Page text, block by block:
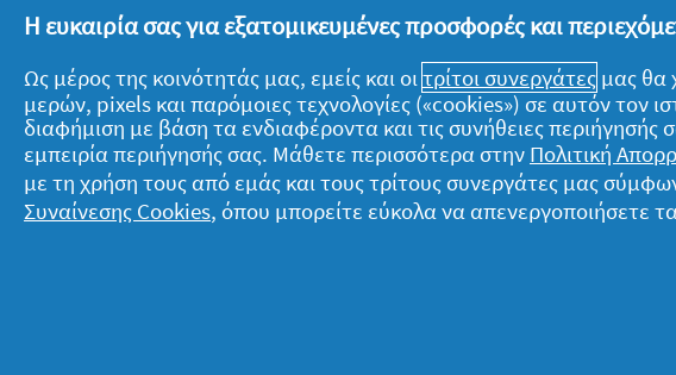
κάνεις είτε έναν μικρό κότσο, με παράλληλα βήματα
Ό,τι κι αν επιλέξεις, είναι βέβαιο πως θα κερδίσεις
θαυμασμού για την εντυπωσιακή σου εμφάνιση!
Η ευκαιρία σας για εξατομικευμένες προσφορές και
Ως μέρος της κοινότητάς μας, εμείς και οιτρίτοι συνεργάτες μας θα
μερών, pixels και παρόμοιες τεχνολογίες («cookies») σε αυτόν τον
διαφήμιση με βάση τα ενδιαφέροντα και τις συνήθειες
εμπειρία περιήγησής σας. Μάθετε περισσότερα στην Πολιτική
με τη χρήση τους από εμάς και τους τρίτους συνεργάτες μας
Συναίνεσης Cookies, όπου μπορείτε εύκολα να απενεργοποιήσετε